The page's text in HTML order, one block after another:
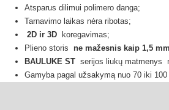
Atsparus dilimui polimero danga;
Tarnavimo laikas nėra ribotas;
2D ir 3D koregavimas;
Plieno storis ne mažesnis kaip 1,5 mm
BAULUKE ST serijos liukų matmenys
Gamyba pagal užsakymą nuo 70 iki 100